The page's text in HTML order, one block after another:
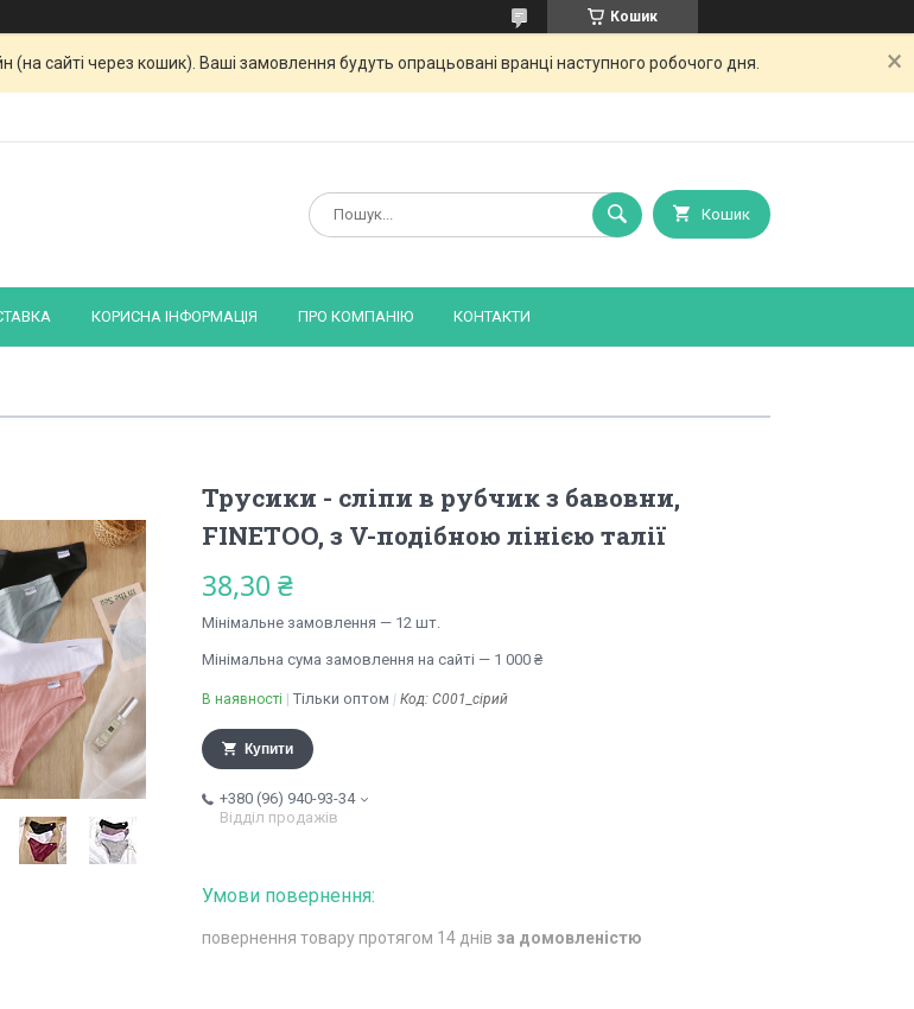
Кошик
сайті через кошик). Ваші замовлення будуть опрацьовані вранці наступного робочого дня.
Кошик
КОРИСНА ІНФОРМАЦІЯ ПРО КОМПАНІЮ КОНТАКТИ
Трусики - сліпи в рубчик з бавовни,
FINETOO, з V-подібною лінією талії
38,30 ₴
Мінімальне замовлення — 12 шт.
Мінімальна сума замовлення на сайті — 1 000 ₴
В наявності Тільки оптом Код: С001_сірий
Купити
+380 (96) 940-93-34
Відділ продажів
повернення товару протягом 14 днів за домовленістю